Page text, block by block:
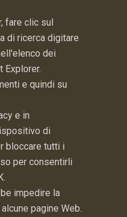
fare clic sul
di ricerca digitare
dei
Explorer.
e quindi su
e in
di
bloccare tutti i
per consentirli
impedire la
pagine Web.